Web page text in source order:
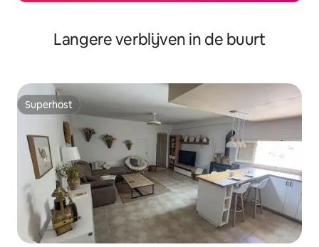
Langere verblijven in de buurt
Superhost
Superhost